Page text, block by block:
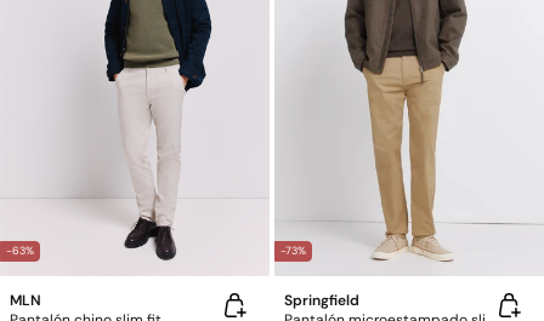
-63%
MLN
-73%
Springfield